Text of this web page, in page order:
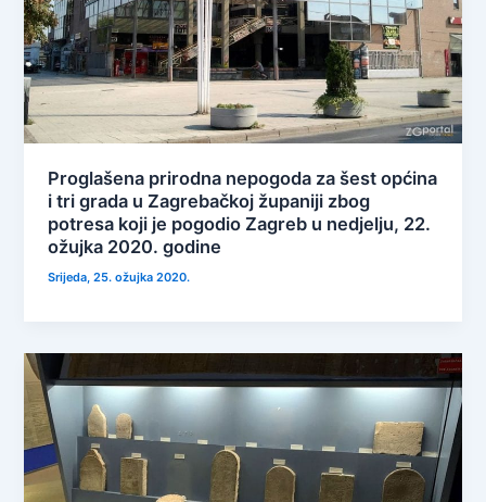
Proglašena prirodna nepogoda za šest općina
i tri grada u Zagrebačkoj županiji zbog
potresa koji je pogodio Zagreb u nedjelju, 22.
ožujka 2020. godine
Srijeda, 25. ožujka 2020.